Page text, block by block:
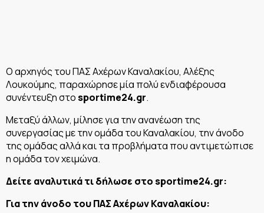
Ο αρχηγός του ΠΑΣ Αχέρων Καναλακίου, Αλέξης
Λουκούμης, παραχώρησε μία πολύ ενδιαφέρουσα
συνέντευξη στοsportime24.gr.
Μεταξύ άλλων, μίλησε για την ανανέωση της
συνεργασίας με την ομάδα του Καναλακίου, την άνοδο
της ομάδας αλλά και τα προβλήματα που αντιμετώπισε
η ομάδα τον χειμώνα.
Δείτε αναλυτικά τι δήλωσε στοsportime24.gr:
Για την άνοδο του ΠΑΣ Αχέρων Καναλακίου: